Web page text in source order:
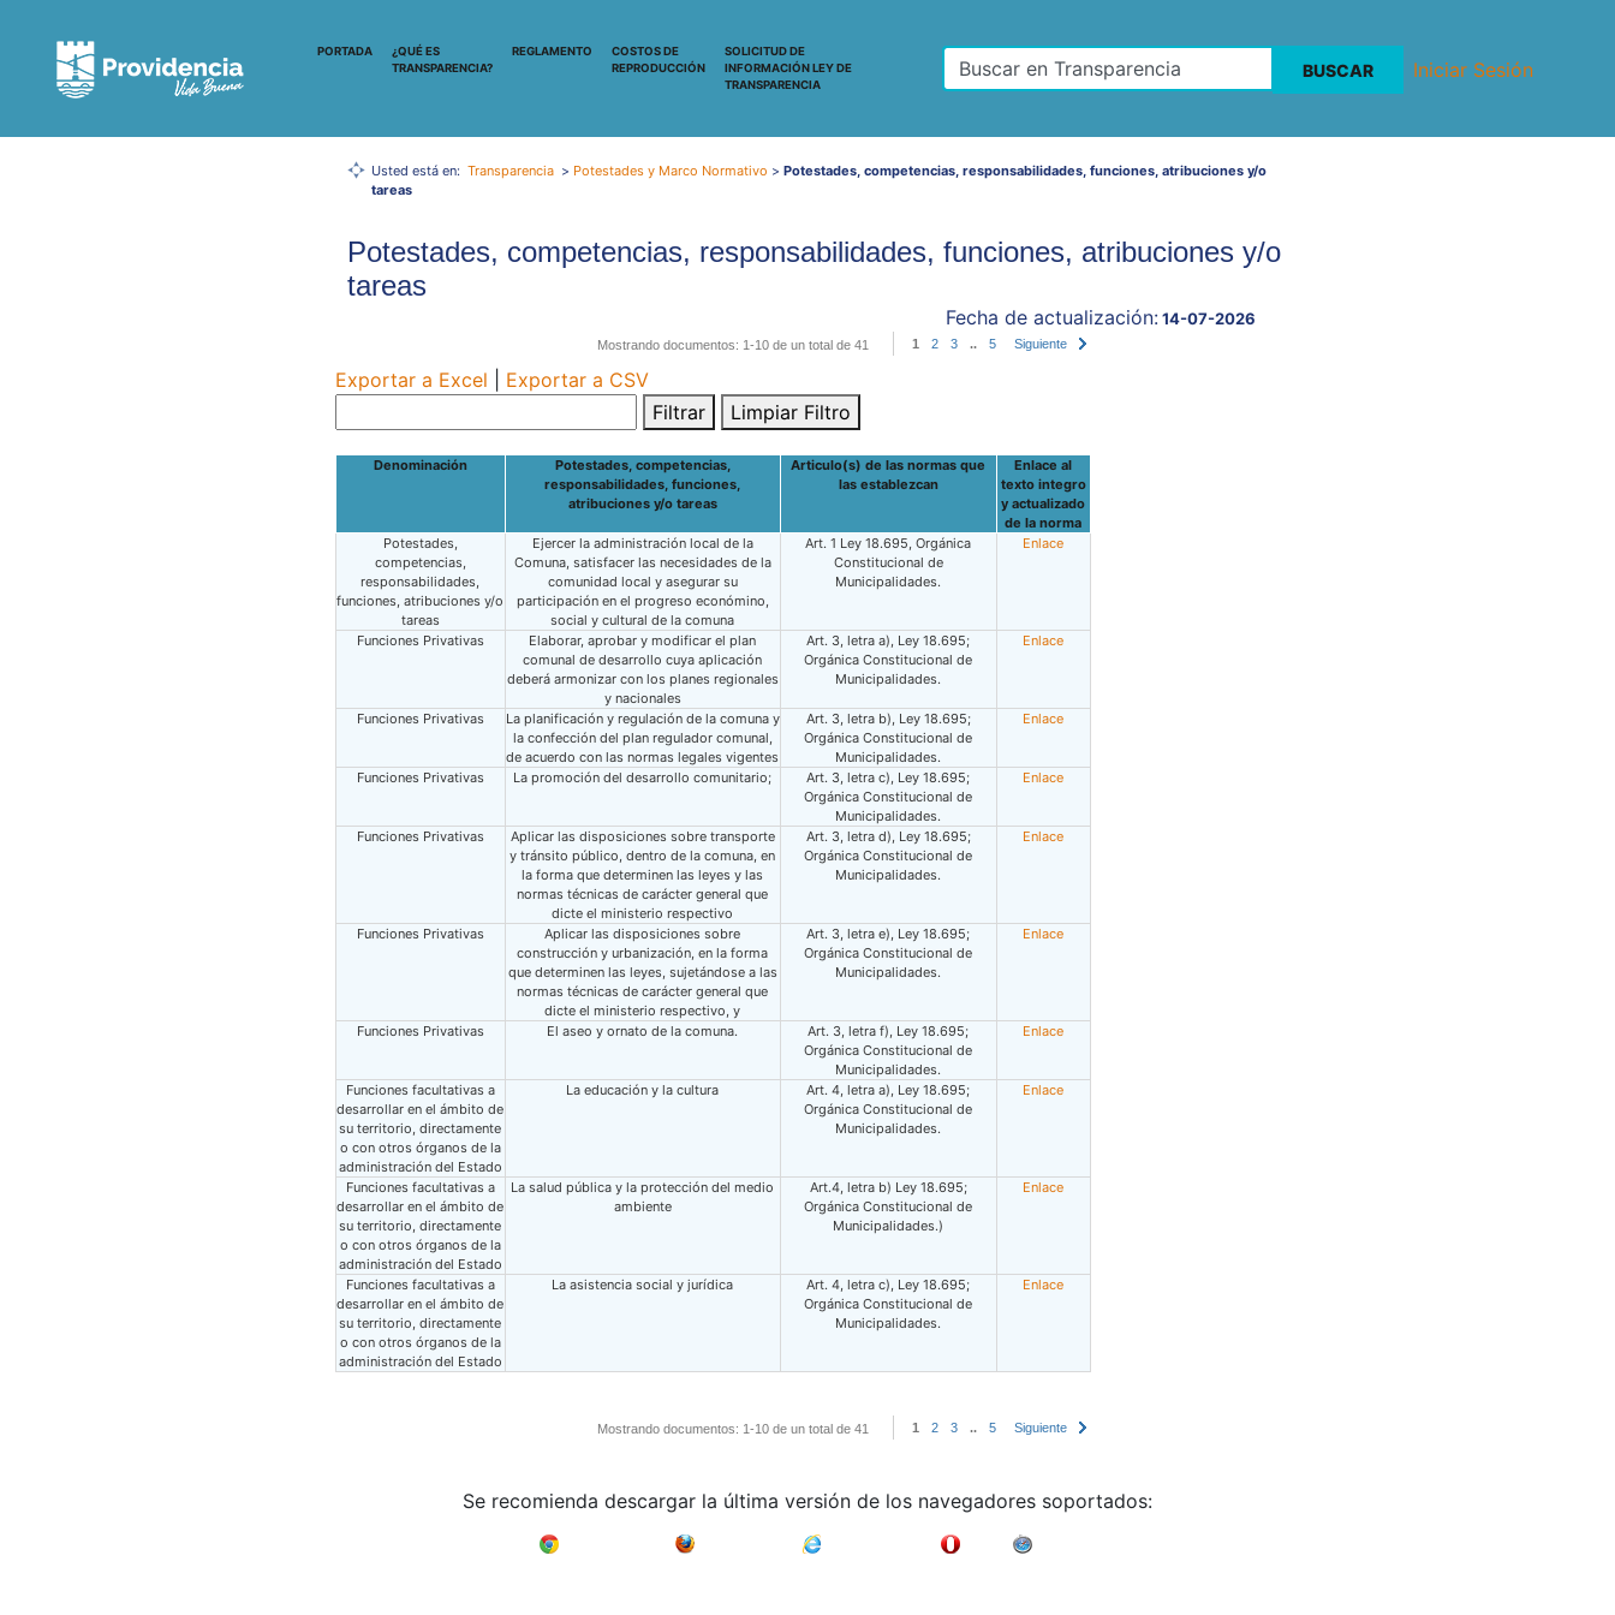
PORTADA
¿QUÉ ES
TRANSPARENCIA?
REGLAMENTO
COSTOS DE
REPRODUCCIÓN
SOLICITUD DE
INFORMACIÓN LEY DE
TRANSPARENCIA
Iniciar Sesión
Usted está en: Transparencia > Potestades y Marco Normativo > Potestades, competencias, responsabilidades, funciones, atribuciones y/o
tareas
Potestades, competencias, responsabilidades, funciones, atribuciones y/o
tareas
Fecha de actualización:14-07-2026
Mostrando documentos: 1-10 de un total de 41 1 2 3 .. 5 Siguiente
Exportar a Excel
Exportar a CSV
Filtrar
Limpiar Filtro
Denominación
Potestades, competencias,
responsabilidades, funciones,
atribuciones y/o tareas
Articulo(s) de las normas que
las establezcan
Enlace al
texto integro
y actualizado
de la norma
Potestades,
competencias,
responsabilidades,
funciones, atribuciones y/o
tareas
Ejercer la administración local de la
Comuna, satisfacer las necesidades de la
comunidad local y asegurar su
participación en el progreso económino,
social y cultural de la comuna
Art. 1 Ley 18.695, Orgánica
Constitucional de
Municipalidades.
Enlace
Funciones Privativas
Elaborar, aprobar y modificar el plan
comunal de desarrollo cuya aplicación
deberá armonizar con los planes regionales
y nacionales
Art. 3, letra a), Ley 18.695;
Orgánica Constitucional de
Municipalidades.
Enlace
Funciones Privativas
La planificación y regulación de la comuna y
la confección del plan regulador comunal,
de acuerdo con las normas legales vigentes
Art. 3, letra b), Ley 18.695;
Orgánica Constitucional de
Municipalidades.
Enlace
Funciones Privativas La promoción del desarrollo comunitario;
Art. 3, letra c), Ley 18.695;
Orgánica Constitucional de
Municipalidades.
Enlace
Funciones Privativas
Aplicar las disposiciones sobre transporte
y tránsito público, dentro de la comuna, en
la forma que determinen las leyes y las
normas técnicas de carácter general que
dicte el ministerio respectivo
Art. 3, letra d), Ley 18.695;
Orgánica Constitucional de
Municipalidades.
Enlace
Funciones Privativas
Aplicar las disposiciones sobre
construcción y urbanización, en la forma
que determinen las leyes, sujetándose a las
normas técnicas de carácter general que
dicte el ministerio respectivo, y
Art. 3, letra e), Ley 18.695;
Orgánica Constitucional de
Municipalidades.
Enlace
Funciones Privativas El aseo y ornato de la comuna.
Art. 3, letra f), Ley 18.695;
Orgánica Constitucional de
Municipalidades.
Enlace
Funciones facultativas a
desarrollar en el ámbito de
su territorio, directamente
o con otros órganos de la
administración del Estado
La educación y la cultura
Art. 4, letra a), Ley 18.695;
Orgánica Constitucional de
Municipalidades.
Enlace
Funciones facultativas a
desarrollar en el ámbito de
su territorio, directamente
o con otros órganos de la
administración del Estado
La salud pública y la protección del medio
ambiente
Art.4, letra b) Ley 18.695;
Orgánica Constitucional de
Municipalidades.)
Enlace
Funciones facultativas a
desarrollar en el ámbito de
su territorio, directamente
o con otros órganos de la
administración del Estado
La asistencia social y jurídica
Art. 4, letra c), Ley 18.695;
Orgánica Constitucional de
Municipalidades.
Enlace
Mostrando documentos: 1-10 de un total de 41 1 2 3 .. 5 Siguiente
Se recomienda descargar la última versión de los navegadores soportados: